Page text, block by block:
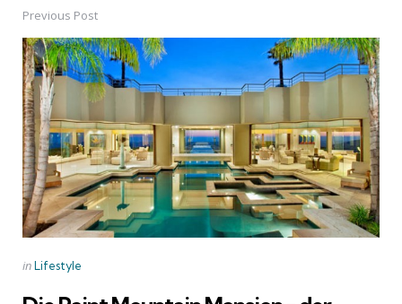
Post
navigation
Previous Post
Posted
inLifestyle